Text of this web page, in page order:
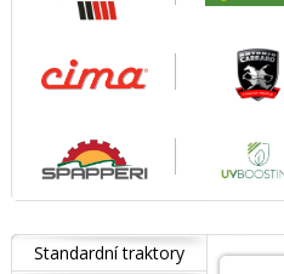
Standardní traktory